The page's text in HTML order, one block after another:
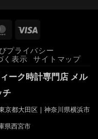
MasterCard
プライバシー
く表示
サイトマップ
ーク時計専門店 メル
チ
京都大田区 | 神奈川県横浜市
県西宮市